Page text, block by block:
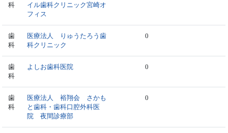
科
イル歯科クリニック宮崎オ
フィス
歯
科
医療法人 りゅうたろう歯
科クリニック
0
歯
科
よしお歯科医院 0
歯
科
医療法人 裕翔会 さかも
と歯科・歯科口腔外科医
院 夜間診療部
0